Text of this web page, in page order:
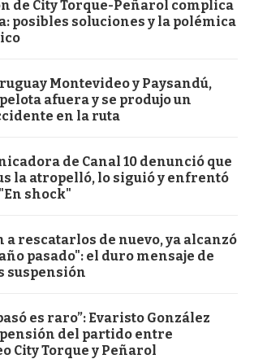
de City Torque-Peñarol complica
posibles soluciones y la polémica
Montevideo y Paysandú,
afuera y se produjo un
en la ruta
de Canal 10 denunció que
la atropelló, lo siguió y enfrentó
shock"
a rescatarlos de nuevo, ya alcanzó
pasado": el duro mensaje de
suspensión
es raro”: Evaristo González
del partido entre
City Torque y Peñarol